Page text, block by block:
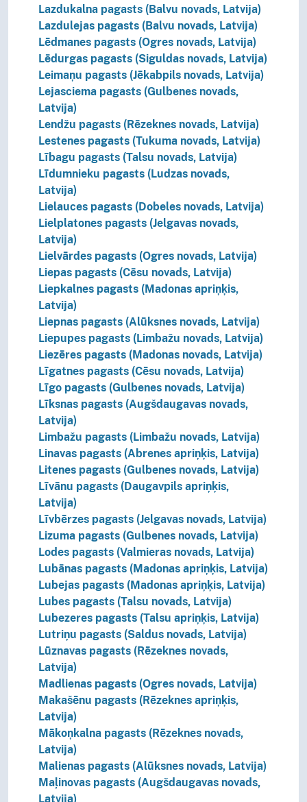
Lazdukalna pagasts (Balvu novads, Latvija)
Lazdulejas pagasts (Balvu novads, Latvija)
Lēdmanes pagasts (Ogres novads, Latvija)
Lēdurgas pagasts (Siguldas novads, Latvija)
Leimaņu pagasts (Jēkabpils novads, Latvija)
Lejasciema pagasts (Gulbenes novads,
Latvija)
Lendžu pagasts (Rēzeknes novads, Latvija)
Lestenes pagasts (Tukuma novads, Latvija)
Lībagu pagasts (Talsu novads, Latvija)
Līdumnieku pagasts (Ludzas novads,
Latvija)
Lielauces pagasts (Dobeles novads, Latvija)
Lielplatones pagasts (Jelgavas novads,
Latvija)
Lielvārdes pagasts (Ogres novads, Latvija)
Liepas pagasts (Cēsu novads, Latvija)
Liepkalnes pagasts (Madonas apriņķis,
Latvija)
Liepnas pagasts (Alūksnes novads, Latvija)
Liepupes pagasts (Limbažu novads, Latvija)
Liezēres pagasts (Madonas novads, Latvija)
Līgatnes pagasts (Cēsu novads, Latvija)
Līgo pagasts (Gulbenes novads, Latvija)
Līksnas pagasts (Augšdaugavas novads,
Latvija)
Limbažu pagasts (Limbažu novads, Latvija)
Linavas pagasts (Abrenes apriņķis, Latvija)
Litenes pagasts (Gulbenes novads, Latvija)
Līvānu pagasts (Daugavpils apriņķis,
Latvija)
Līvbērzes pagasts (Jelgavas novads, Latvija)
Lizuma pagasts (Gulbenes novads, Latvija)
Lodes pagasts (Valmieras novads, Latvija)
Lubānas pagasts (Madonas apriņķis, Latvija)
Lubejas pagasts (Madonas apriņķis, Latvija)
Lubes pagasts (Talsu novads, Latvija)
Lubezeres pagasts (Talsu apriņķis, Latvija)
Lutriņu pagasts (Saldus novads, Latvija)
Lūznavas pagasts (Rēzeknes novads,
Latvija)
Madlienas pagasts (Ogres novads, Latvija)
Makašēnu pagasts (Rēzeknes apriņķis,
Latvija)
Mākoņkalna pagasts (Rēzeknes novads,
Latvija)
Malienas pagasts (Alūksnes novads, Latvija)
Maļinovas pagasts (Augšdaugavas novads,
Latvija)